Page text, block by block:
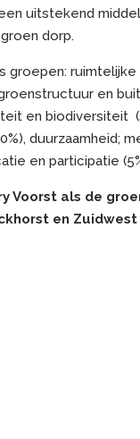
uitstekend
dorp.
groepen:
en
en biodiversiteit
duurzaamheid;
en participatie
Voorst als de
en